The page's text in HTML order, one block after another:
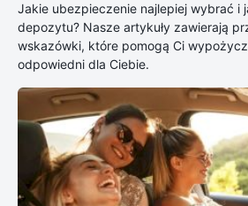
Jakie ubezpieczenie najlepiej wybrać i
depozytu? Nasze artykuły zawierają
wskazówki, które pomogą Ci
odpowiedni dla Ciebie.